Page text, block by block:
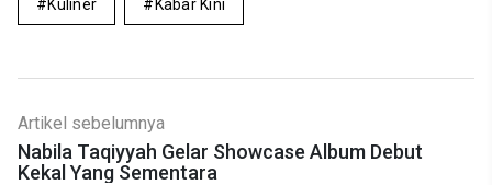
Kuliner Kabar Kini
Artikel sebelumnya
Nabila Taqiyyah Gelar Showcase Album Debut
Kekal Yang Sementara